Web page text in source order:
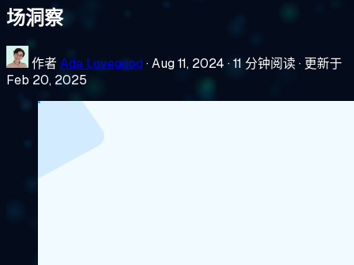
场洞察
作者Ada Lovegood ·Aug 11, 2024 ·11 分钟阅读· 更新于
Feb 20, 2025